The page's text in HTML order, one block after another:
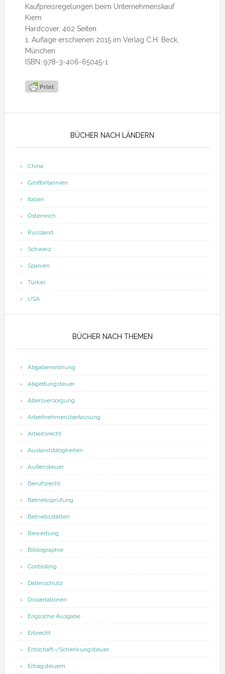
Kaufpreisregelungen beim Unternehmenskauf
Kiem
Hardcover, 402 Seiten
1. Auflage erschienen 2015 im Verlag C.H. Beck,
München
ISBN: 978-3-406-65045-1
BÜCHER NACH LÄNDERN
China
Großbritannien
Italien
Österreich
Russland
Schweiz
Spanien
Türkei
USA
BÜCHER NACH THEMEN
Abgabenordnung
Abgeltungsteuer
Altersversorgung
Arbeitnehmerüberlassung
Arbeitsrecht
Auslandstätigkeiten
Außensteuer
Berufsrecht
Betriebsprüfung
Betriebsstätten
Bewertung
Bibliographie
Controlling
Datenschutz
Dissertationen
Englische Ausgabe
Erbrecht
Erbschaft-/Schenkungsteuer
Ertragsteuern